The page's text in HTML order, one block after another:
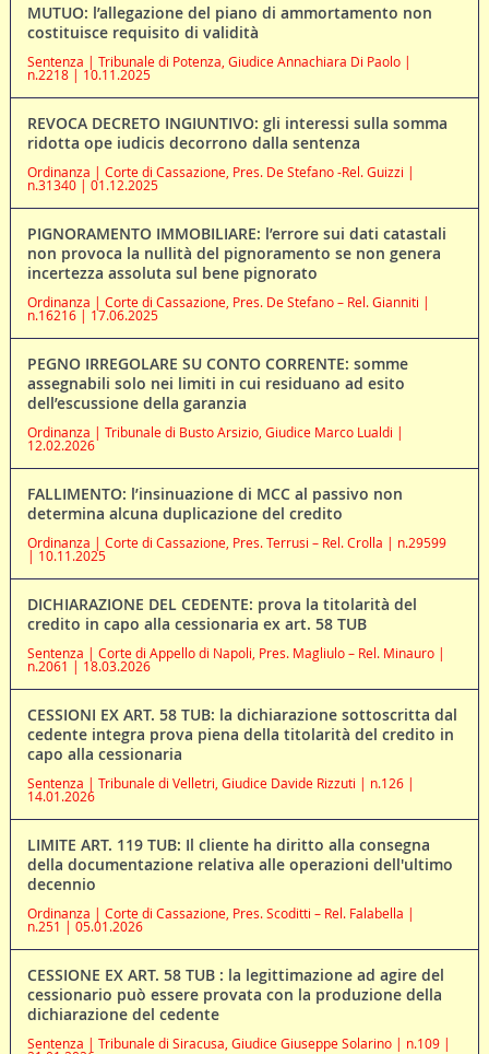
MUTUO: l’allegazione del piano di ammortamento non
costituisce requisito di validità
Sentenza | Tribunale di Potenza, Giudice Annachiara Di Paolo |
n.2218 | 10.11.2025
REVOCA DECRETO INGIUNTIVO: gli interessi sulla somma
ridotta ope iudicis decorrono dalla sentenza
Ordinanza | Corte di Cassazione, Pres. De Stefano -Rel. Guizzi |
n.31340 | 01.12.2025
PIGNORAMENTO IMMOBILIARE: l’errore sui dati catastali
non provoca la nullità del pignoramento se non genera
incertezza assoluta sul bene pignorato
Ordinanza | Corte di Cassazione, Pres. De Stefano – Rel. Gianniti |
n.16216 | 17.06.2025
PEGNO IRREGOLARE SU CONTO CORRENTE: somme
assegnabili solo nei limiti in cui residuano ad esito
dell’escussione della garanzia
Ordinanza | Tribunale di Busto Arsizio, Giudice Marco Lualdi |
12.02.2026
FALLIMENTO: l’insinuazione di MCC al passivo non
determina alcuna duplicazione del credito
Ordinanza | Corte di Cassazione, Pres. Terrusi – Rel. Crolla | n.29599
| 10.11.2025
DICHIARAZIONE DEL CEDENTE: prova la titolarità del
credito in capo alla cessionaria ex art. 58 TUB
Sentenza | Corte di Appello di Napoli, Pres. Magliulo – Rel. Minauro |
n.2061 | 18.03.2026
CESSIONI EX ART. 58 TUB: la dichiarazione sottoscritta dal
cedente integra prova piena della titolarità del credito in
capo alla cessionaria
Sentenza | Tribunale di Velletri, Giudice Davide Rizzuti | n.126 |
14.01.2026
LIMITE ART. 119 TUB: Il cliente ha diritto alla consegna
della documentazione relativa alle operazioni dell'ultimo
decennio
Ordinanza | Corte di Cassazione, Pres. Scoditti – Rel. Falabella |
n.251 | 05.01.2026
CESSIONE EX ART. 58 TUB : la legittimazione ad agire del
cessionario può essere provata con la produzione della
dichiarazione del cedente
Sentenza | Tribunale di Siracusa, Giudice Giuseppe Solarino | n.109 |